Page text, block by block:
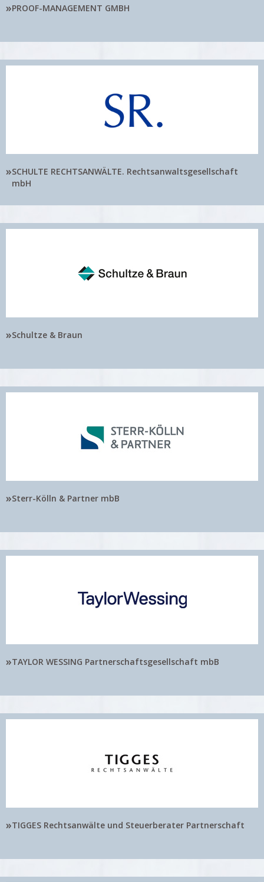
»PROOF-MANAGEMENT GMBH
»SCHULTE RECHTSANWÄLTE. Rechtsanwaltsgesellschaft
mbH
»Schultze & Braun
»Sterr-Kölln & Partner mbB
»TAYLOR WESSING Partnerschaftsgesellschaft mbB
»TIGGES Rechtsanwälte und Steuerberater Partnerschaft